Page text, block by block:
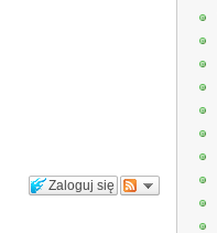
Zaloguj się